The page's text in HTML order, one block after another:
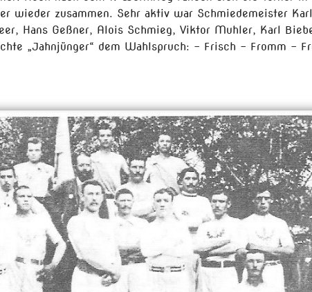
wieder zusammen. Sehr aktiv war Schmiedemeister Karl
Hans Geßner, Alois Schmieg, Viktor Muhler, Karl
„Jahnjünger“ dem Wahlspruch: - Frisch – Fromm –